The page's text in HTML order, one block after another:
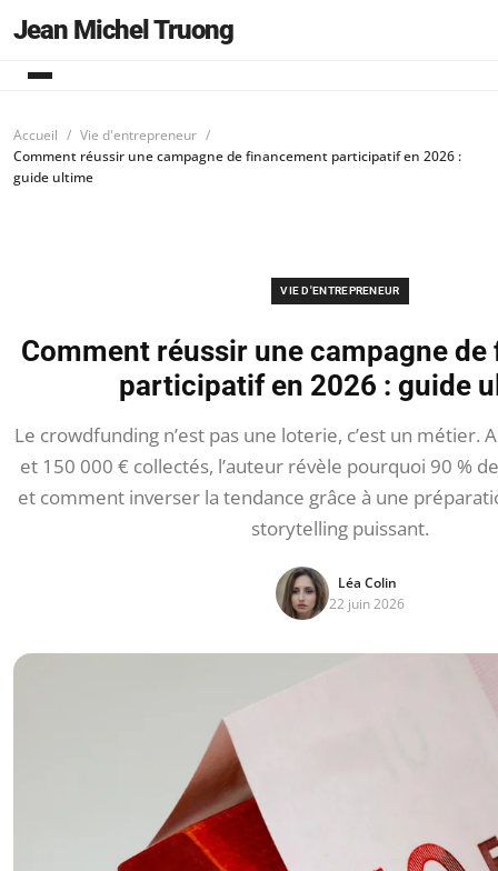
Jean Michel Truong
Accueil
Vie d'entrepreneur
Comment réussir une campagne de financement participatif en 2026 :
guide ultime
VIE D'ENTREPRENEUR
Comment réussir une campagne
participatif en 2026 : guide
Le crowdfunding n’est pas une loterie, c’est un métier.
et 150 000 € collectés, l’auteur révèle pourquoi 90 %
et comment inverser la tendance grâce à une
storytelling puissant.
Léa Colin
22 juin 2026